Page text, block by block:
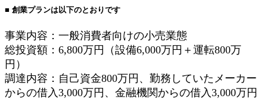
■ 創業プランは以下のとおりです
事業内容：一般消費者向けの小売業態
総投資額：6,800万円（設備6,000万円＋運転800万
円）
調達内容：自己資金800万円、勤務していたメーカー
からの借入3,000万円、金融機関からの借入3,000万円